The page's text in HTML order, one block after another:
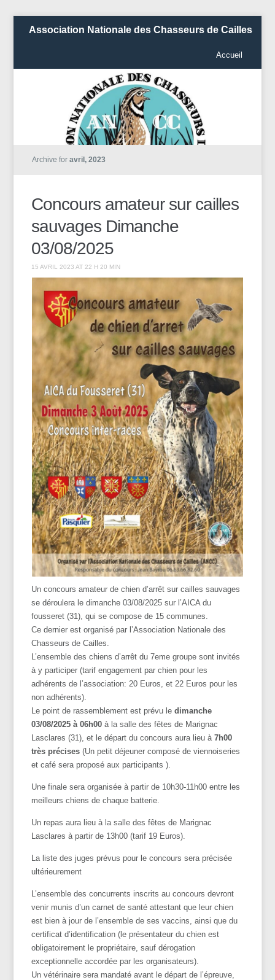
Association Nationale des Chasseurs de Cailles
Accueil
Archive foravril, 2023
Concours amateur sur cailles
sauvages Dimanche
03/08/2025
15 AVRIL 2023 AT 22 H 20 MIN
Un concours amateur de chien d’arrêt sur cailles sauvages
se déroulera le dimanche 03/08/2025 sur l’AICA du
fousseret (31), qui se compose de 15 communes.
Ce dernier est organisé par l’Association Nationale des
Chasseurs de Cailles.
L’ensemble des chiens d’arrêt du 7eme groupe sont invités
à y participer (tarif engagement par chien pour les
adhérents de l’association: 20 Euros, et 22 Euros pour les
non adhérents).
Le point de rassemblement est prévu ledimanche
03/08/2025 à 06h00 à la salle des fêtes de Marignac
Lasclares (31), et le départ du concours aura lieu à7h00
très précises (Un petit déjeuner composé de viennoiseries
et café sera proposé aux participants ).
Une finale sera organisée à partir de 10h30-11h00 entre les
meilleurs chiens de chaque batterie.
Un repas aura lieu à la salle des fêtes de Marignac
Lasclares à partir de 13h00 (tarif 19 Euros).
La liste des juges prévus pour le concours sera précisée
ultérieurement
L’ensemble des concurrents inscrits au concours devront
venir munis d’un carnet de santé attestant que leur chien
est bien à jour de l’ensemble de ses vaccins, ainsi que du
certificat d’identification (le présentateur du chien est
obligatoirement le propriétaire, sauf dérogation
exceptionnelle accordée par les organisateurs).
Un vétérinaire sera mandaté avant le départ de l’épreuve,